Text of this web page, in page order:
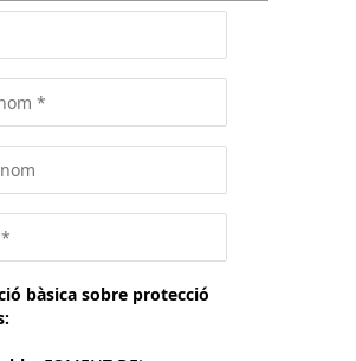
bàsica sobre protecció